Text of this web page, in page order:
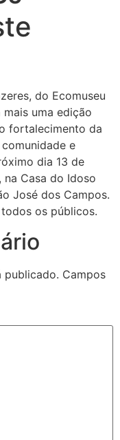
do Ecomuseu
uma edição
fortalecimento da
e
dia 13 de
na Casa do Idoso
José dos Campos.
os públicos.
publicado. Campos